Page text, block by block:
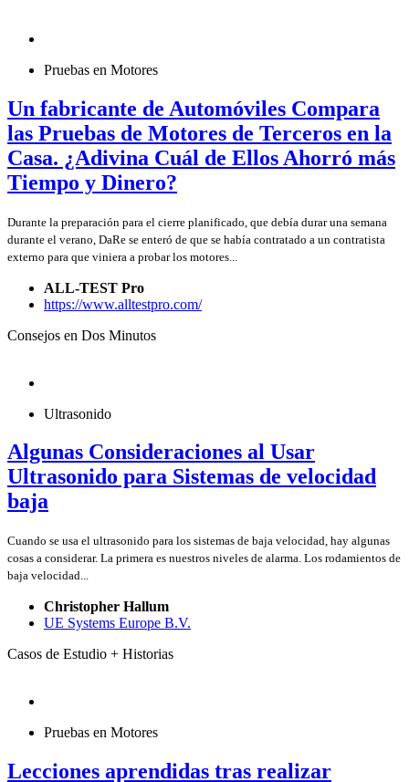
Pruebas en Motores
Un fabricante de Automóviles Compara
las Pruebas de Motores de Terceros en la
Casa. ¿Adivina Cuál de Ellos Ahorró más
Tiempo y Dinero?
Durante la preparación para el cierre planificado, que debía durar una semana
durante el verano, DaRe se enteró de que se había contratado a un contratista
externo para que viniera a probar los motores...
ALL-TEST Pro
https://www.alltestpro.com/
Consejos en Dos Minutos
Ultrasonido
Algunas Consideraciones al Usar
Ultrasonido para Sistemas de velocidad
baja
Cuando se usa el ultrasonido para los sistemas de baja velocidad, hay algunas
cosas a considerar. La primera es nuestros niveles de alarma. Los rodamientos de
baja velocidad...
Christopher Hallum
UE Systems Europe B.V.
Casos de Estudio + Historias
Pruebas en Motores
Lecciones aprendidas tras realizar